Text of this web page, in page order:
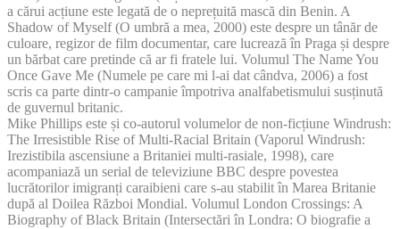
a cărui acțiune este legată de o neprețuită mască din Benin. A
Shadow of Myself (O umbră a mea, 2000) este despre un tânăr de
culoare, regizor de film documentar, care lucrează în Praga și despre
un bărbat care pretinde că ar fi fratele lui. Volumul The Name You
Once Gave Me (Numele pe care mi l-ai dat cândva, 2006) a fost
scris ca parte dintr-o campanie împotriva analfabetismului susținută
de guvernul britanic.
Mike Phillips este și co-autorul volumelor de non-ficțiune Windrush:
The Irresistible Rise of Multi-Racial Britain (Vaporul Windrush:
Irezistibila ascensiune a Britaniei multi-rasiale, 1998), care
acompaniază un serial de televiziune BBC despre povestea
lucrătorilor imigranți caraibieni care s-au stabilit în Marea Britanie
după al Doilea Război Mondial. Volumul London Crossings: A
Biography of Black Britain (Intersectări în Londra: O biografie a